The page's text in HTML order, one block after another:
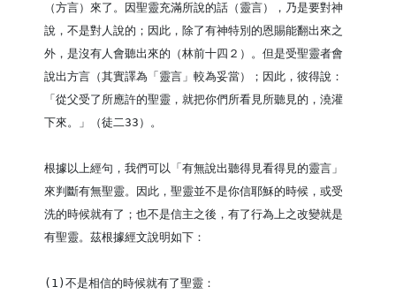
（方言）來了。因聖靈充滿所說的話（靈言），乃是要對神
說，不是對人說的；因此，除了有神特別的恩賜能翻出來之
外，是沒有人會聽出來的（林前十四２）。但是受聖靈者會
說出方言（其實譯為「靈言」較為妥當）；因此，彼得說：
「從父受了所應許的聖靈，就把你們所看見所聽見的，澆灌
下來。」（徒二33）。
根據以上經句，我們可以「有無說出聽得見看得見的靈言」
來判斷有無聖靈。因此，聖靈並不是你信耶穌的時候，或受
洗的時候就有了；也不是信主之後，有了行為上之改變就是
有聖靈。茲根據經文說明如下：
(1)不是相信的時候就有了聖靈：